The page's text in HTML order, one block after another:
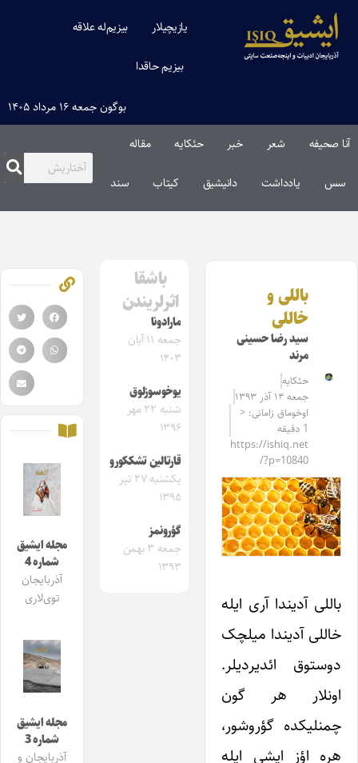
یازیچیلار بیزیم‌له علاقه
بیزیم حاقدا
بوگون جمعه ۱۶ مرداد ۱۴۰۵
آنا صحیفه شعر خبر حئکایه مقاله‌
سس یادداشت دانیشیق کیتاب سند
باللی و
خاللی
سید رضا حسینی
مرند
حئکایه
جمعه ۱۴ آذر ۱۳۹۳
اوخوماق زامانی: <
1 دقیقه
https://ishiq.net
/?p=10840
باللی آدیندا آری ایله
خاللی آدیندا میلچک
دوستوق ائدیردیلر.
اونلار هر گون
چمنلیکده گؤروشور،
هره اؤز ایشی ایله
باشقا
اثرلریندن
مارادونا
جمعه ۱۱ آبان
۱۴۰۳
یوخوسوزلوق
شنبه ۲۲ مهر
۱۳۹۶
قارتالین تشککورو
یکشنبه ۲۷ تیر
۱۳۹۵
گؤرونمز
جمعه ۳ بهمن
۱۳۹۳
مجله ایشیق
شماره 4
آذربایجان
توی‌لاری
مجله ایشیق
شماره 3
آذربایجان و